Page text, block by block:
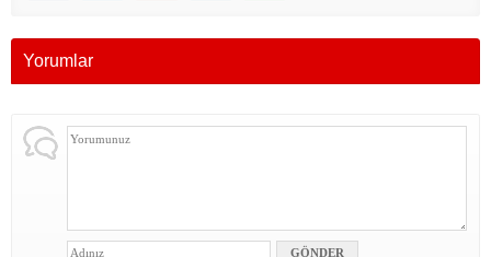
Yorumlar